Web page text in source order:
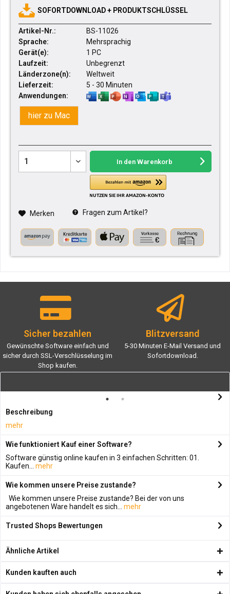
SOFORTDOWNLOAD + PRODUKTSCHLÜSSEL
Artikel-Nr.:
BS-11026
Sprache:
Mehrsprachig
Gerät(e):
1 PC
Laufzeit:
Unbegrenzt
Länderzone(n):
Weltweit
Lieferzeit:
5 - 30 Minuten
Anwendungen:
hier zu Mac
In den Warenkorb
Merken Fragen zum Artikel?
Sicher bezahlen
Gewünschte Software einfach und
sicher durch SSL-Verschlüsselung im
Shop kaufen.
Blitzversand
5-30 Minuten E-Mail Versand und
Sofortdownload.
Beschreibung
mehr
Wie funktioniert Kauf einer Software?
Software günstig online kaufen in 3 einfachen Schritten: 01.
Kaufen...
mehr
Wie kommen unsere Preise zustande?
Wie kommen unsere Preise zustande? Bei der von uns
angebotenen Ware handelt es sich...
mehr
Trusted Shops Bewertungen
Ähnliche Artikel
Kunden kauften auch